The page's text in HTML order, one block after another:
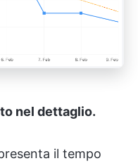
nel dettaglio.
il tempo